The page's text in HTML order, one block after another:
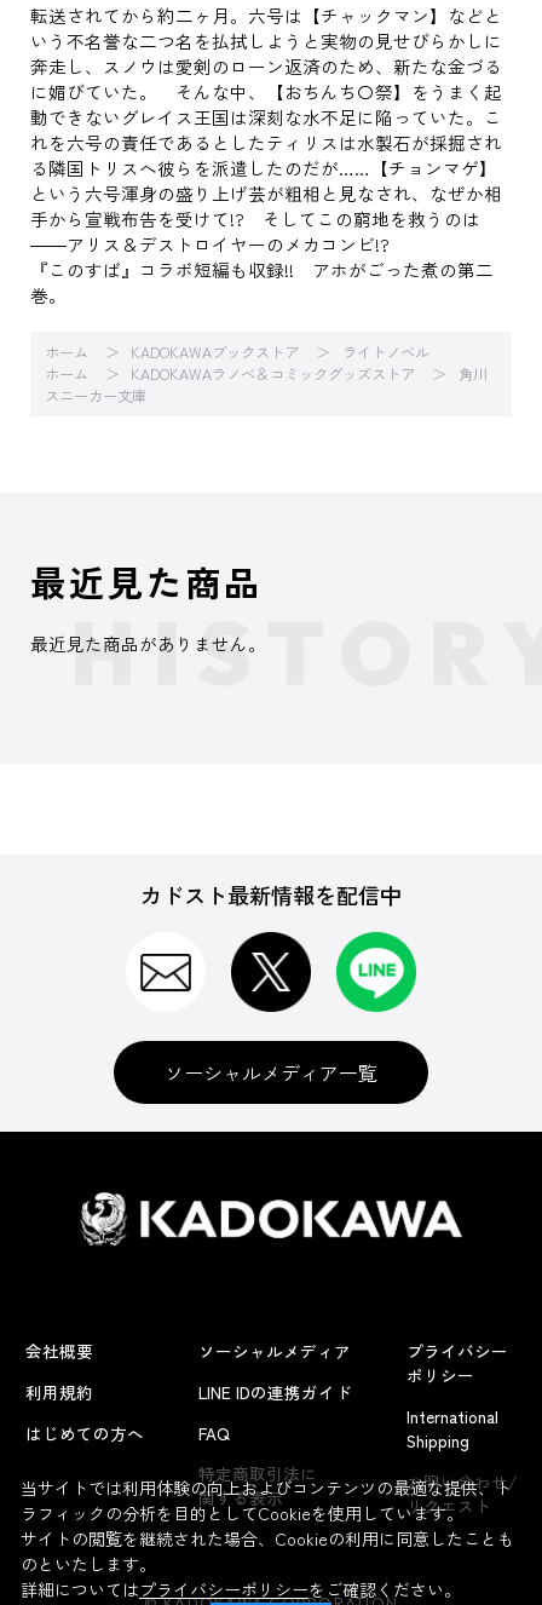
転送されてから約二ヶ月。六号は【チャックマン】などと
いう不名誉な二つ名を払拭しようと実物の見せびらかしに
奔走し、スノウは愛剣のローン返済のため、新たな金づる
に媚びていた。 そんな中、【おちんち〇祭】をうまく起
動できないグレイス王国は深刻な水不足に陥っていた。こ
れを六号の責任であるとしたティリスは水製石が採掘され
る隣国トリスへ彼らを派遣したのだが……【チョンマゲ】
という六号渾身の盛り上げ芸が粗相と見なされ、なぜか相
手から宣戦布告を受けて!? そしてこの窮地を救うのは
――アリス＆デストロイヤーのメカコンビ!?
『このすば』コラボ短編も収録!! アホがごった煮の第二
巻。
ホーム KADOKAWAブックストア
ライトノベル
ホーム
KADOKAWAラノベ＆コミックグッズストア
角川
スニーカー文庫
よくあるお問い合わせ
最近見た商品
最近見た商品がありません。
カドスト最新情報を配信中
ソーシャルメディア一覧
会社概要
利用規約
はじめての方へ
ソーシャルメディア
LINE IDの連携ガイド
FAQ
特定商取引法に
関する表示
プライバシー
ポリシー
International
Shipping
お問い合わせ/
リクエスト
当サイトでは利用体験の向上およびコンテンツの最適な提供、ト
ラフィックの分析を目的としてCookieを使用しています。
サイトの閲覧を継続された場合、Cookieの利用に同意したことも
のといたします。
詳細についてはプライバシーポリシーをご確認ください。